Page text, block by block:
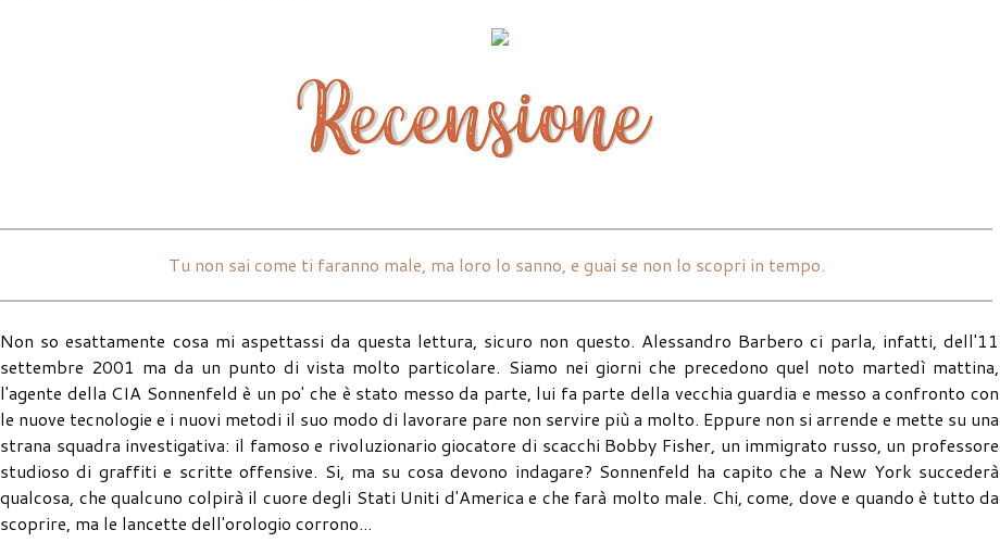
Tu non sai come ti faranno male, ma loro lo sanno, e guai se non lo scopri in tempo.
Non so esattamente cosa mi aspettassi da questa lettura, sicuro non questo. Alessandro Barbero ci parla, infatti, dell'11
settembre 2001 ma da un punto di vista molto particolare. Siamo nei giorni che precedono quel noto martedì mattina,
l'agente della CIA Sonnenfeld è un po' che è stato messo da parte, lui fa parte della vecchia guardia e messo a confronto con
le nuove tecnologie e i nuovi metodi il suo modo di lavorare pare non servire più a molto. Eppure non si arrende e mette su una
strana squadra investigativa: il famoso e rivoluzionario giocatore di scacchi Bobby Fisher, un immigrato russo, un professore
studioso di graffiti e scritte offensive. Si, ma su cosa devono indagare? Sonnenfeld ha capito che a New York succederà
qualcosa, che qualcuno colpirà il cuore degli Stati Uniti d'America e che farà molto male. Chi, come, dove e quando è tutto da
scoprire, ma le lancette dell'orologio corrono...